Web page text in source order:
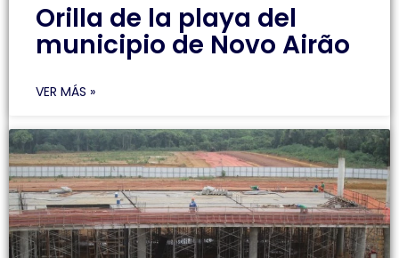
Orilla de la playa del
municipio de Novo Airão
VER MÁS »